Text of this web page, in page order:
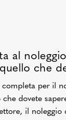
al
che
completa per il
dovete
il noleggio